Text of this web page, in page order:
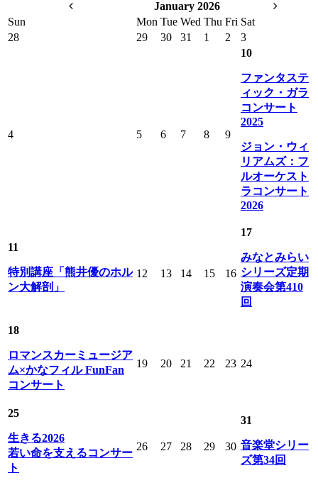
January 2026
Sun
Mon Tue Wed Thu Fri Sat
28
29 30 31 1 2 3
4 5 6 7 8 9
10
ファンタステ
ィック・ガラ
コンサート
2025
ジョン・ウィ
リアムズ：フ
ルオーケスト
ラコンサート
2026
11
特別講座「熊井優のホル
ン大解剖」
12 13 14 15 16
17
みなとみらい
シリーズ定期
演奏会第410
回
18
ロマンスカーミュージア
ム×かなフィル FunFan
コンサート
19 20 21 22 23 24
25
生きる2026
若い命を支えるコンサー
ト
26 27 28 29 30
31
音楽堂シリー
ズ第34回